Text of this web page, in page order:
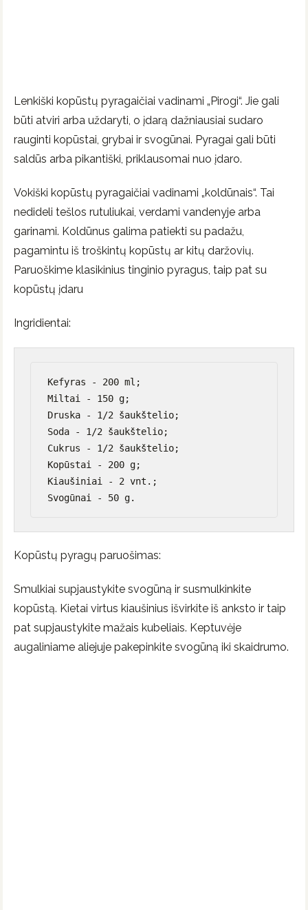
Lenkiški kopūstų pyragaičiai vadinami „Pirogi“. Jie gali
būti atviri arba uždaryti, o įdarą dažniausiai sudaro
rauginti kopūstai, grybai ir svogūnai. Pyragai gali būti
saldūs arba pikantiški, priklausomai nuo įdaro.
Vokiški kopūstų pyragaičiai vadinami „koldūnais“. Tai
nedideli tešlos rutuliukai, verdami vandenyje arba
garinami. Koldūnus galima patiekti su padažu,
pagamintu iš troškintų kopūstų ar kitų daržovių.
Paruoškime klasikinius tinginio pyragus, taip pat su
kopūstų įdaru
Ingridientai:
Kefyras - 200 ml;
Miltai - 150 g;
Druska - 1/2 šaukštelio;
Soda - 1/2 šaukštelio;
Cukrus - 1/2 šaukštelio;
Kopūstai - 200 g;
Kiaušiniai - 2 vnt.;
Svogūnai - 50 g.
Kopūstų pyragų paruošimas:
Smulkiai supjaustykite svogūną ir susmulkinkite
kopūstą. Kietai virtus kiaušinius išvirkite iš anksto ir taip
pat supjaustykite mažais kubeliais. Keptuvėje
augaliniame aliejuje pakepinkite svogūną iki skaidrumo.